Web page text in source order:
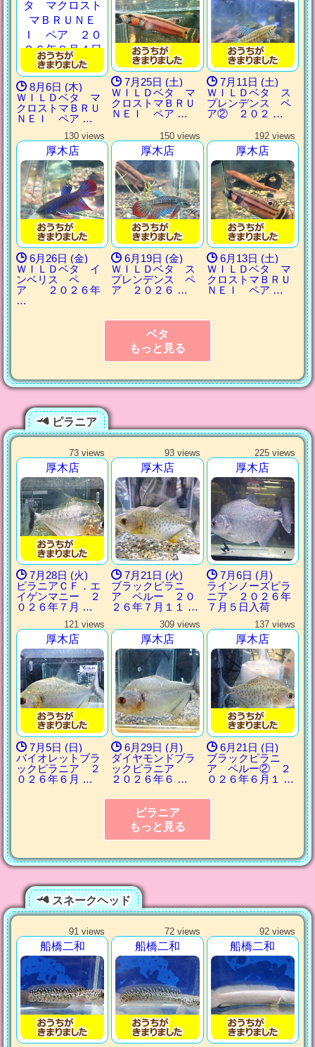
8月6日 (木)
ＷＩＬＤベタ マ
クロストマＢＲＵ
ＮＥＩ ペア …
7月25日 (土)
ＷＩＬＤベタ マ
クロストマＢＲＵ
ＮＥＩ ペア …
7月11日 (土)
ＷＩＬＤベタ ス
プレンデンス ペ
ア② ２０２ …
130 views
厚木店
6月26日 (金)
ＷＩＬＤベタ イ
ンベリス ペ
ア ２０２６年
…
150 views
厚木店
6月19日 (金)
ＷＩＬＤベタ ス
プレンデンス ペ
ア ２０２６ …
192 views
厚木店
6月13日 (土)
ＷＩＬＤベタ マ
クロストマＢＲＵ
ＮＥＩ ペア …
ベタ
もっと見る
ピラニア
73 views
厚木店
7月28日 (火)
ピラニアＣＦ．エ
イゲンマニー ２
０２６年７月 …
93 views
厚木店
7月21日 (火)
ブラックピラニ
ア ペルー ２０
２６年７月１１ …
225 views
厚木店
7月6日 (月)
ラインノーズピラ
ニア ２０２６年
７月５日入荷
121 views
厚木店
7月5日 (日)
バイオレットブラ
ックピラニア ２
０２６年６月 …
309 views
厚木店
6月29日 (月)
ダイヤモンドブラ
ックピラニア
２０２６年６ …
137 views
厚木店
6月21日 (日)
ブラックピラニ
ア ペルー② ２
０２６年６月１ …
ピラニア
もっと見る
スネークヘッド
91 views
船橋二和
72 views
船橋二和
92 views
船橋二和